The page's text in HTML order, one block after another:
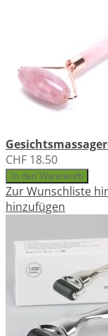
CHF 18.50
In den Warenkorb
Zur Wunschliste
hinzufügen